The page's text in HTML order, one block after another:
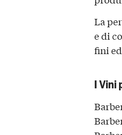
La
e di
fini
I Vini